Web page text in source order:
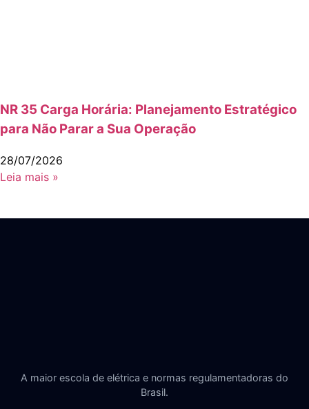
NR 35 Carga Horária: Planejamento Estratégico
para Não Parar a Sua Operação
28/07/2026
Leia mais »
A maior escola de elétrica e normas regulamentadoras do
Brasil.